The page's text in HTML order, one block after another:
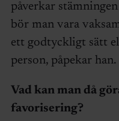
påverkar
bör man vara
ett godtyckligt sätt
person, påpekar han.
Vad kan man då
favorisering?